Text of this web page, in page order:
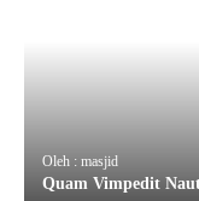
Oleh : masjid
Quam Vimpedit